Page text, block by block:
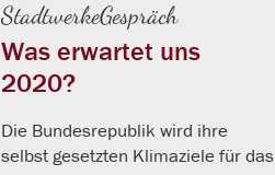
Was erwartet uns
2020?
StadtwerkeGespräch
Die Bundesrepublik wird ihre
selbst gesetzten Klimaziele für das